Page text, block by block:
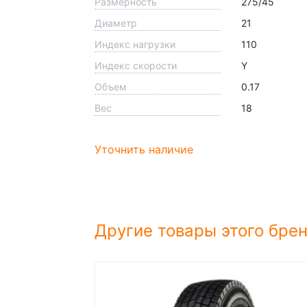
Диаметр
21
Индекс нагрузки
110
Индекс скорости
Y
Объем
0.17
Вес
18
Уточнить наличие
Другие товары этого